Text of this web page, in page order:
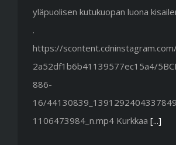
yläpuolisen kutukuopan luona
.
https://
2a52df1b6b41139577ec15a4/
886-
16/
1106473984_n.mp4 Kurkkaa [...]